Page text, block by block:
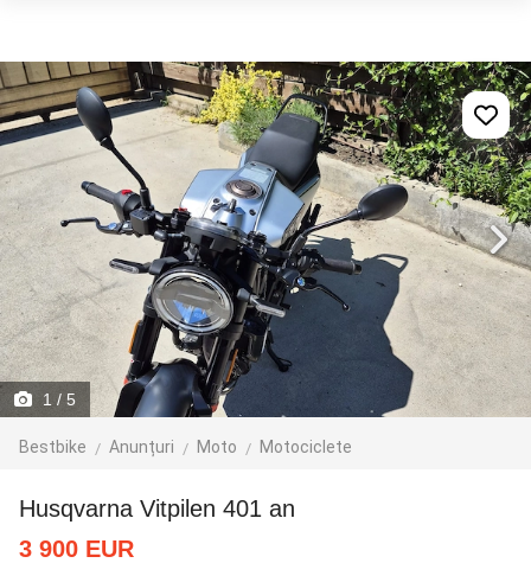
1 / 5
Bestbike Anunțuri Moto Motociclete
Husqvarna Vitpilen 401 an
3 900 EUR